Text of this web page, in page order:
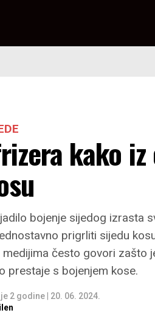
kako
bojenje sijedog izrasta
prigrliti sijedu
medijima često govori zašto
prestaje s bojenjem kose.
2 godine
20. 06. 2024.